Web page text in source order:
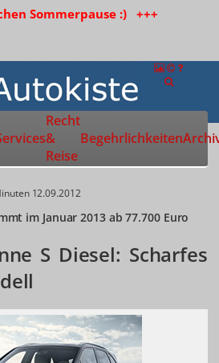
Sommerpause :) +++
Zur Startseite
Recht
&
Reise
Begehrlichkeiten
12.09.2012
im Januar 2013 ab 77.700 Euro
S Diesel: Scharfes